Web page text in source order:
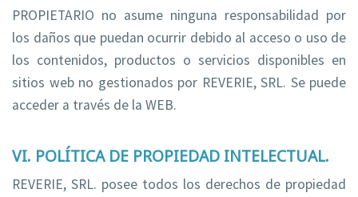
PROPIETARIO no asume ninguna responsabilidad por
los daños que puedan ocurrir debido al acceso o uso de
los contenidos, productos o servicios disponibles en
sitios web no gestionados por REVERIE, SRL. Se puede
acceder a través de la WEB.
VI. POLÍTICA DE PROPIEDAD INTELECTUAL.
REVERIE, SRL. posee todos los derechos de propiedad